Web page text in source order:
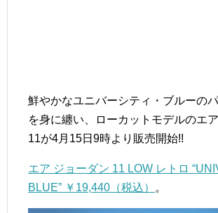
鮮やかなユニバーシティ・ブルーの
を身に纏い、ローカットモデルのエ
11が4月15日9時より販売開始!!
エア ジョーダン 11 LOW レトロ
BLUE” ￥19,440（税込）
。